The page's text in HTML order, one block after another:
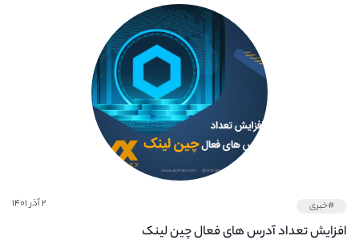
#خبری ۲ آذر ۱۴۰۱
افزایش تعداد آدرس‌ های فعال چین لینک